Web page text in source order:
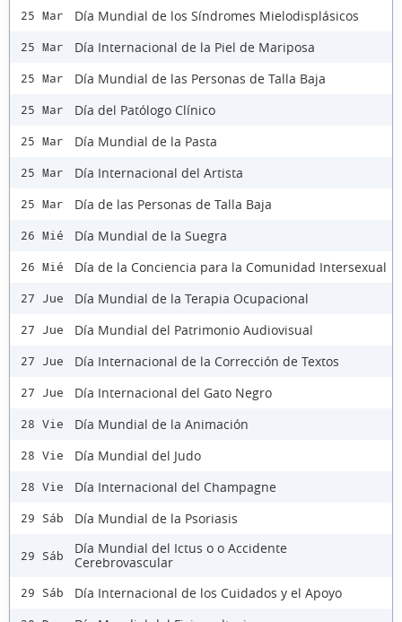
25 Mar Día Mundial de los Síndromes Mielodisplásicos
25 Mar Día Internacional de la Piel de Mariposa
25 Mar Día Mundial de las Personas de Talla Baja
25 Mar Día del Patólogo Clínico
25 Mar Día Mundial de la Pasta
25 Mar Día Internacional del Artista
25 Mar Día de las Personas de Talla Baja
26 Mié Día Mundial de la Suegra
26 Mié Día de la Conciencia para la Comunidad Intersexual
27 Jue Día Mundial de la Terapia Ocupacional
27 Jue Día Mundial del Patrimonio Audiovisual
27 Jue Día Internacional de la Corrección de Textos
27 Jue Día Internacional del Gato Negro
28 Vie Día Mundial de la Animación
28 Vie Día Mundial del Judo
28 Vie Día Internacional del Champagne
29 Sáb Día Mundial de la Psoriasis
29 Sáb
Día Mundial del Ictus o o Accidente
Cerebrovascular
29 Sáb Día Internacional de los Cuidados y el Apoyo